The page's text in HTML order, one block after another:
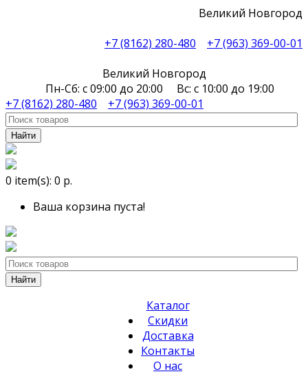
Великий Новгород
+7 (8162) 280-480
+7 (963) 369-00-01
Великий Новгород
Пн-Сб: с 09:00 до 20:00 Вс: с 10:00 до 19:00
+7 (8162) 280-480
+7 (963) 369-00-01
Найти
0 item(s): 0 р.
Ваша корзина пуста!
Найти
Каталог
Скидки
Доставка
Контакты
О нас